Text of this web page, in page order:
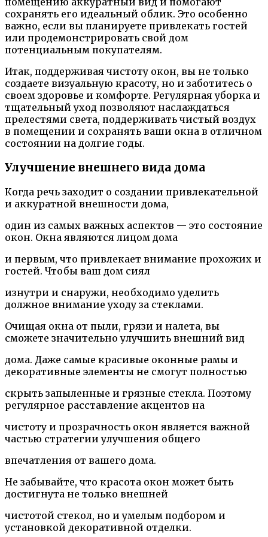
сохранять его идеальный облик. Это особенно
важно, если вы планируете привлекать гостей
или продемонстрировать свой дом
потенциальным покупателям.
Итак, поддерживая чистоту окон, вы не только
создаете визуальную красоту, но и заботитесь о
своем здоровье и комфорте. Регулярная уборка и
тщательный уход позволяют наслаждаться
прелестями света, поддерживать чистый воздух
в помещении и сохранять ваши окна в отличном
состоянии на долгие годы.
Улучшение внешнего вида дома
Когда речь заходит о создании привлекательной
и аккуратной внешности дома,
один из самых важных аспектов — это состояние
окон. Окна являются лицом дома
и первым, что привлекает внимание прохожих и
гостей. Чтобы ваш дом сиял
изнутри и снаружи, необходимо уделить
должное внимание уходу за стеклами.
Очищая окна от пыли, грязи и налета, вы
сможете значительно улучшить внешний вид
дома. Даже самые красивые оконные рамы и
декоративные элементы не смогут полностью
скрыть запыленные и грязные стекла. Поэтому
регулярное расставление акцентов на
чистоту и прозрачность окон является важной
частью стратегии улучшения общего
впечатления от вашего дома.
Не забывайте, что красота окон может быть
достигнута не только внешней
чистотой стекол, но и умелым подбором и
установкой декоративной отделки.